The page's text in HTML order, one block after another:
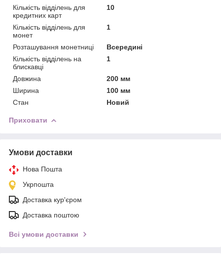
Кількість відділень для
кредитних карт
10
Кількість відділень для
монет
1
Розташування монетниці
Всередині
Кількість відділень на
блискавці
1
Довжина
200 мм
Ширина
100 мм
Стан
Новий
Приховати
Умови доставки
Нова Пошта
Укрпошта
Доставка кур'єром
Доставка поштою
Всі умови доставки